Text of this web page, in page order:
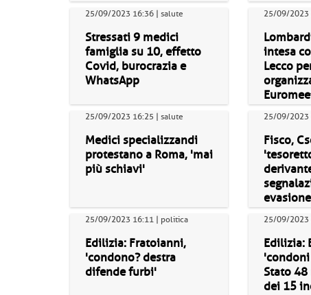
25/09/2023 16:36 | salute
Stressati 9 medici
famiglia su 10, effetto
Covid, burocrazia e
WhatsApp
25/09/2023
intesa
Lecco
25/09/2023 16:25 | salute
Medici specializzandi
protestano a Roma, 'mai
più schiavi'
25/09/2023
Fisco,
25/09/2023 16:11 | politica
Edilizia: Fratoianni,
'condono? destra
difende furbi'
25/09/2023
Edilizia:
Stato
dei 15